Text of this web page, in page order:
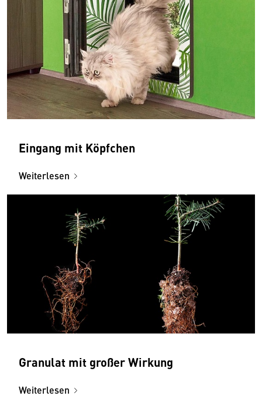
Eingang mit Köpfchen
Weiterlesen
Granulat mit großer Wirkung
Weiterlesen